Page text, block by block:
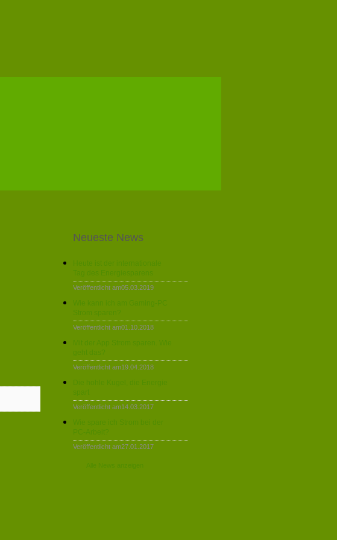
Neueste News
Tag des Energiesparens
Veröffentlicht am05.03.2019
Strom sparen?
Veröffentlicht am01.10.2018
Mit der App Strom sparen. Wie
Veröffentlicht am19.04.2018
spart
Veröffentlicht am14.03.2017
Wie spare ich Strom bei der
PC-Arbeit?
Veröffentlicht am27.01.2017